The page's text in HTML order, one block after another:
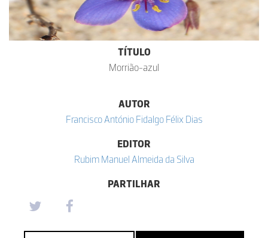
TÍTULO
Morrião-azul
AUTOR
Francisco António Fidalgo Félix Dias
EDITOR
Rubim Manuel Almeida da Silva
PARTILHAR